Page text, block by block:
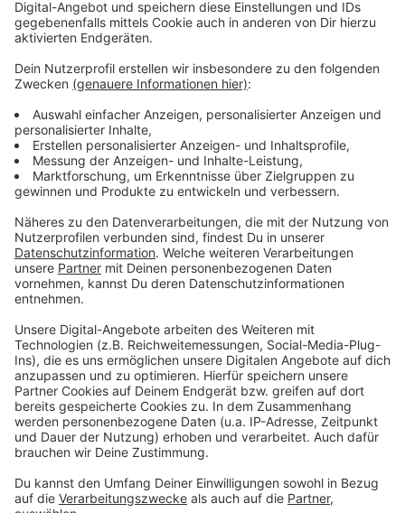
Nächste bauliche Maßnahmen sind von der Deutschen
Bahn allerdings direkt
danach angekündigt worden
. Die
Koblenz (Rheinland-Pfalz). In der Zeit sollen mehrere
Brückenarbeiten sowie "Arbeiten zur Errichtung eines
elektronischen Stellwerks (ESTW) im Knoten Köln".
Auswirkungen hat dies selbstverständlich auf den
Bahnverkehr. Haltausfälle in Andernach, Remagen,
zwischen Bonn und Köln. Diese Maßnahmen werden
aber nur für eine Woche anhalten, bis zum 15. April
sollen die Sperrungen wieder aufgehoben werden.
Nahtlos weiter gehts zwischen dem 12. April und 10.
Mai. Rund sechseinhalb Kilometer Gleise für den
Nahverkehr zwischen Düsseldorf-Unterrath und dem
Duisburger Hauptbahnhof sollen erneuert werden.
11.000 Schwellen und 23.000 Tonnen Schotter sollen
ausgetauscht werden. Betroffen sind die Linien S1, RE
2, RE 3, RE 6, RE 11 und RE 19. Die S1 fährt